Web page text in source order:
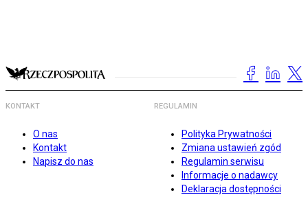
KONTAKT
O nas
Kontakt
Napisz do nas
REGULAMIN
Polityka Prywatności
Zmiana ustawień zgód
Regulamin serwisu
Informacje o nadawcy
Deklaracja dostępności